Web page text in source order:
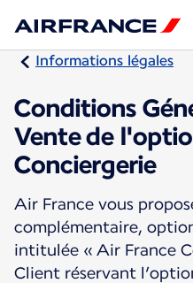
Informations légales
Conditions
Vente de
Conciergerie
Air France vous
complémentaire,
intitulée « Air France
Client réservant